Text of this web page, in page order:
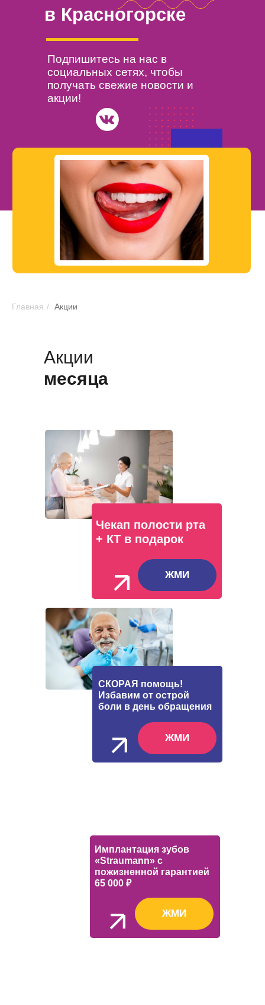
в Красногорске
Подпишитесь на нас в
социальных сетях, чтобы
получать свежие новости и
акции!
Главная / Акции
Акции
месяца
Имплантация зубов
«Straumann» с
пожизненной гарантией
65 000 ₽
ЖМИ
ЖМИ
ЖМИ
СКОРАЯ помощь!
Избавим от острой
боли в день обращения
Чекап полости рта
+ КТ в подарок